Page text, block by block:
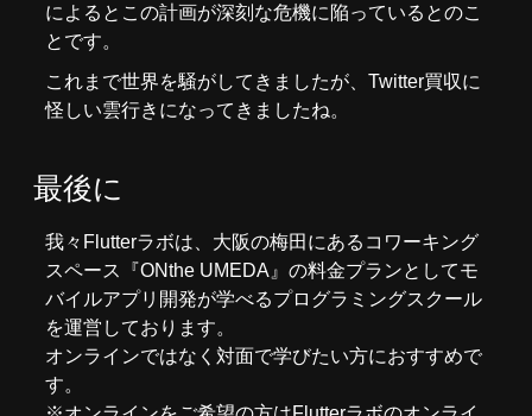
によるとこの計画が深刻な危機に陥っているとのこ
とです。
これまで世界を騒がしてきましたが、Twitter買収に
怪しい雲行きになってきましたね。
最後に
我々 Flutterラボは、大阪の梅田にあるコワーキング
スペース『ONthe UMEDA 』の料金プランとしてモ
バイルアプリ開発が学べるプログラミングスクール
を運営しております。
オンラインではなく対面で学びたい方におすすめで
す。